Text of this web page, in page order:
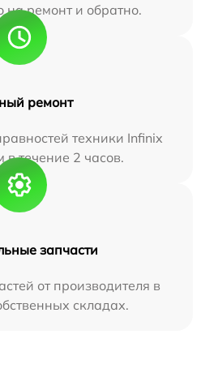
на ремонт и обратно.
ремонт
техники Infinix
в течение 2 часов.
запчасти
от производителя в
складах.